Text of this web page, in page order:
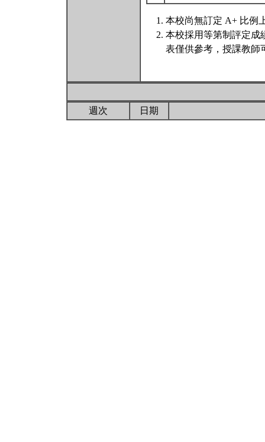
本校尚無訂定 A+ 比例
本校採用等第制評定成
表僅供參考，授課教師
週次 日期